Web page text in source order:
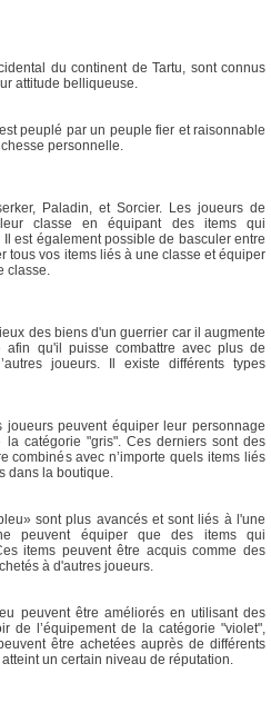
du continent de Tartu, sont connus
attitude belliqueuse.
peuplé par un peuple fier et raisonnable
personnelle.
Paladin, et Sorcier. Les joueurs de
classe en équipant des items qui
est également possible de basculer entre
tous vos items liés à une classe et équiper
classe.
des biens d'un guerrier car il augmente
afin qu'il puisse combattre avec plus de
joueurs. Il existe différents types
peuvent équiper leur personnage
catégorie "gris". Ces derniers sont des
combinés avec n’importe quels items liés
dans la boutique.
sont plus avancés et sont liés à l'une
peuvent équiper que des items qui
items peuvent être acquis comme des
à d'autres joueurs.
peuvent être améliorés en utilisant des
de l’équipement de la catégorie "violet",
être achetées auprès de différents
un certain niveau de réputation.